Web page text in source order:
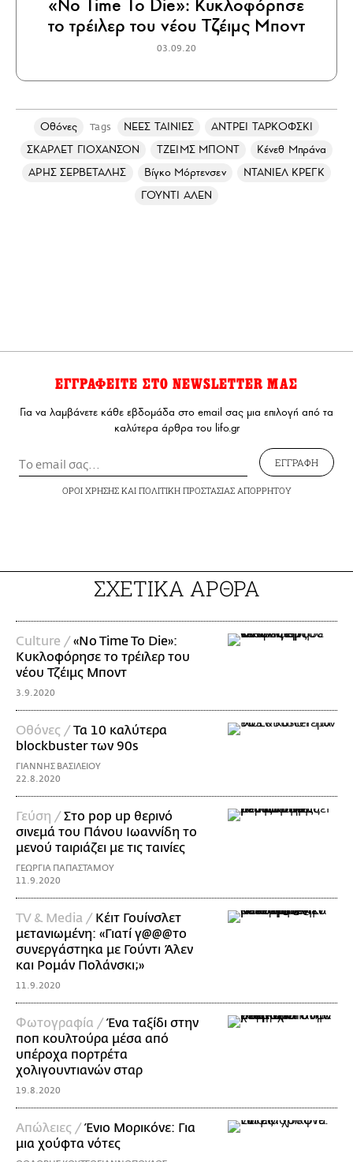
«No Time To Die»: Κυκλοφόρησε
το τρέιλερ του νέου Τζέιμς Μποντ
03.09.20
Οθόνες Tags ΝΕΕΣ ΤΑΙΝΙΕΣ
ΑΝΤΡΕΙ ΤΑΡΚΟΦΣΚΙ
ΣΚΑΡΛΕΤ ΓΙΟΧΑΝΣΟΝ
ΤΖΕΙΜΣ ΜΠΟΝΤ
Κένεθ Μπράνα
ΑΡΗΣ ΣΕΡΒΕΤΑΛΗΣ
Βίγκο Μόρτενσεν
ΝΤΑΝΙΕΛ ΚΡΕΓΚ
ΓΟΥΝΤΙ ΑΛΕΝ
ΕΓΓΡΑΦΕΙΤΕ ΣΤΟ NEWSLETTER ΜΑΣ
Για να λαμβάνετε κάθε εβδομάδα στο email σας μια επιλογή από τα
καλύτερα άρθρα του lifo.gr
ΕΓΓΡΑΦΗ
ΟΡΟΙ ΧΡΗΣΗΣΚΑΙ ΠΟΛΙΤΙΚΗ ΠΡΟΣΤΑΣΙΑΣ ΑΠΟΡΡΗΤΟΥ
ΣΧΕΤΙΚΑ ΑΡΘΡΑ
Culture /«No Time To Die»:
Κυκλοφόρησε το τρέιλερ του
νέου Τζέιμς Μποντ
3.9.2020
Οθόνες /Τα 10 καλύτερα
blockbuster των 90s
ΓΙΑΝΝΗΣ ΒΑΣΙΛΕΙΟΥ
22.8.2020
Γεύση /Στο pop up θερινό
σινεμά του Πάνου Ιωαννίδη το
μενού ταιριάζει με τις ταινίες
ΓΕΩΡΓΙΑ ΠΑΠΑΣΤΑΜΟΥ
11.9.2020
TV & Media / Κέιτ Γουίνσλετ
μετανιωμένη: «Γιατί γ@@@το
συνεργάστηκα με Γούντι Άλεν
και Ρομάν Πολάνσκι;»
11.9.2020
Φωτογραφία /Ένα ταξίδι στην
ποπ κουλτούρα μέσα από
υπέροχα πορτρέτα
χολιγουντιανών σταρ
19.8.2020
Απώλειες /Ένιο Μορικόνε: Για
μια χούφτα νότες